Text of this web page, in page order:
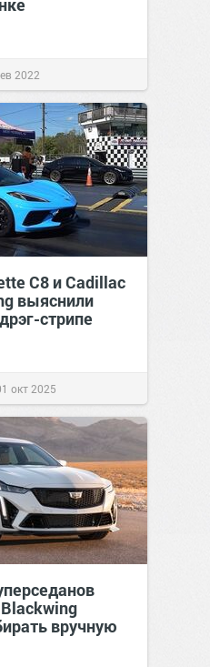
2022
C8 и Cadillac
выяснили
стрипе
окт 2025
вручную